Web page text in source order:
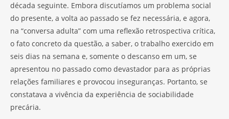
década seguinte. Embora discutíamos um problema social
do presente, a volta ao passado se fez necessária, e agora,
na “conversa adulta” com uma reflexão retrospectiva crítica,
o fato concreto da questão, a saber, o trabalho exercido em
seis dias na semana e, somente o descanso em um, se
apresentou no passado como devastador para as próprias
relações familiares e provocou inseguranças. Portanto, se
constatava a vivência da experiência de sociabilidade
precária.